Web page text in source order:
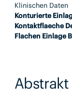
Klinischen Daten
Konturierte
Kontaktflaeche
Flachen Einlage
Abstrakt